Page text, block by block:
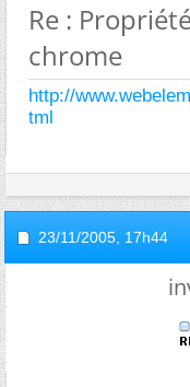
Re :
chrome
http://
tml
23/11/2005, 17h44